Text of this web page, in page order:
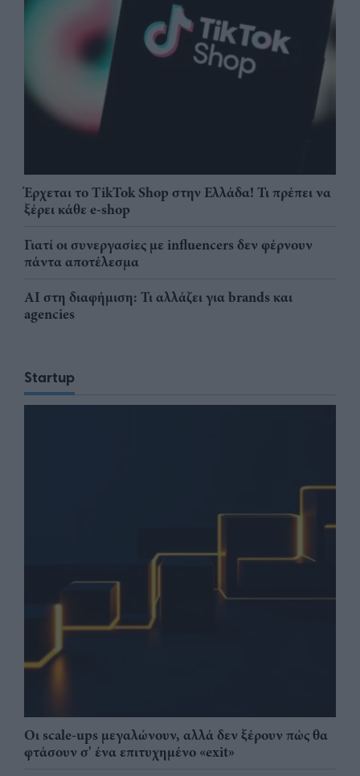
Έρχεται το TikTok Shop στην Ελλάδα! Τι πρέπει να
ξέρει κάθε e-shop
Γιατί οι συνεργασίες με influencers δεν φέρνουν
πάντα αποτέλεσμα
AI στη διαφήμιση: Τι αλλάζει για brands και
agencies
Startup
Οι scale-ups μεγαλώνουν, αλλά δεν ξέρουν πώς θα
φτάσουν σ' ένα επιτυχημένο «exit»